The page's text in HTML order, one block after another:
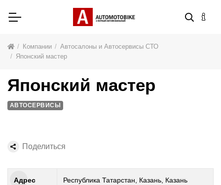
Компании
Автосалоны и Автосервисы СТО
Японский мастер
Адрес
Республика Татарстан, Казань, Казань
Японский мастер
АВТОСЕРВИСЫ
Поделиться